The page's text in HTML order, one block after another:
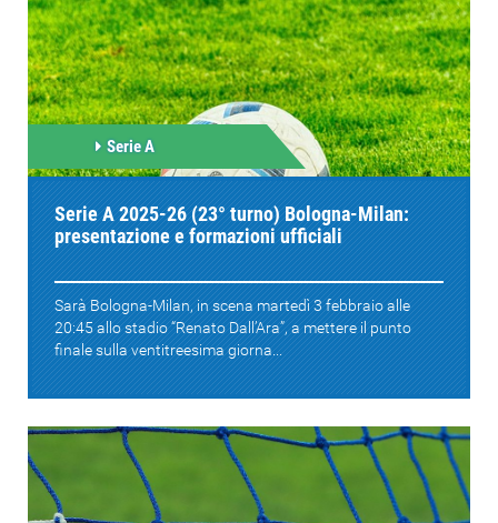
Serie A
Serie A 2025-26 (23° turno) Bologna-Milan:
presentazione e formazioni ufficiali
Sarà Bologna-Milan, in scena martedì 3 febbraio alle
20:45 allo stadio “Renato Dall’Ara”, a mettere il punto
finale sulla ventitreesima giorna...